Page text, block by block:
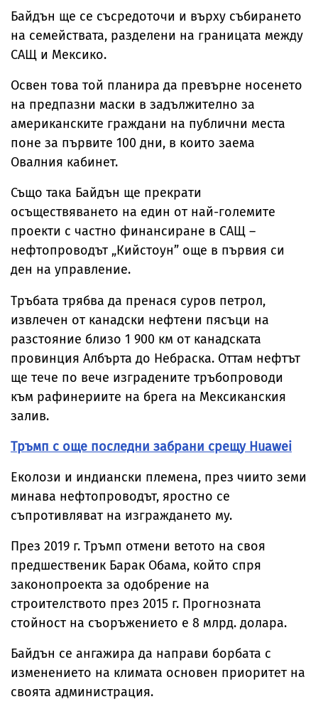
Байдън ще се съсредоточи и върху събирането
на семействата, разделени на границата между
САЩ и Мексико.
Освен това той планира да превърне носенето
на предпазни маски в задължително за
американските граждани на публични места
поне за първите 100 дни, в които заема
Овалния кабинет.
Също така Байдън ще прекрати
осъществяването на един от най-големите
проекти с частно финансиране в САЩ –
нефтопроводът „Кийстоун” още в първия си
ден на управление.
Тръбата трябва да пренася суров петрол,
извлечен от канадски нефтени пясъци на
разстояние близо 1 900 км от канадската
провинция Албърта до Небраска. Оттам нефтът
ще тече по вече изградените тръбопроводи
към рафинериите на брега на Мексиканския
залив.
Тръмп с още последни забрани срещу Huawei
Еколози и индиански племена, през чиито земи
минава нефтопроводът, яростно се
съпротивляват на изграждането му.
През 2019 г. Тръмп отмени ветото на своя
предшественик Барак Обама, който спря
законопроекта за одобрение на
строителството през 2015 г. Прогнозната
стойност на съоръжението е 8 млрд. долара.
Байдън се ангажира да направи борбата с
изменението на климата основен приоритет на
своята администрация.